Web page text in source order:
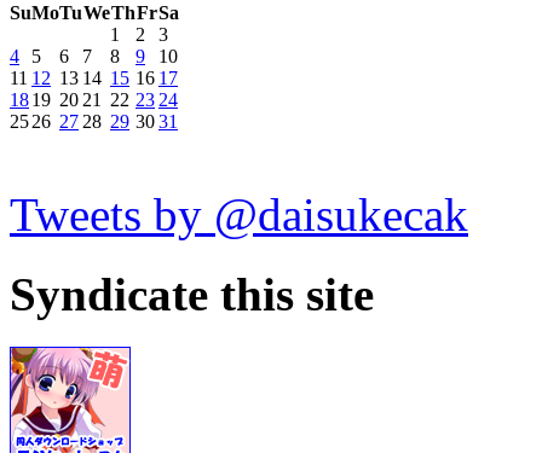
SuMoTuWeThFrSa
1
2
3
4
5 6 7 8 9
10
11 12 13 14 15 16 17
1819 20 21 22 23 24
2526 27 28 29 3031
Tweets by @daisukecak
Syndicate this site